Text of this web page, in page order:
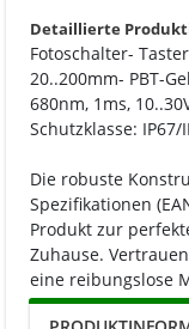
Detaillierte
Fotoschalter-
20..200mm- PBT-
680nm, 1ms,
Schutzklasse: IP67/
Die robuste
Spezifikationen
Produkt zur
Zuhause.
eine reibungslose